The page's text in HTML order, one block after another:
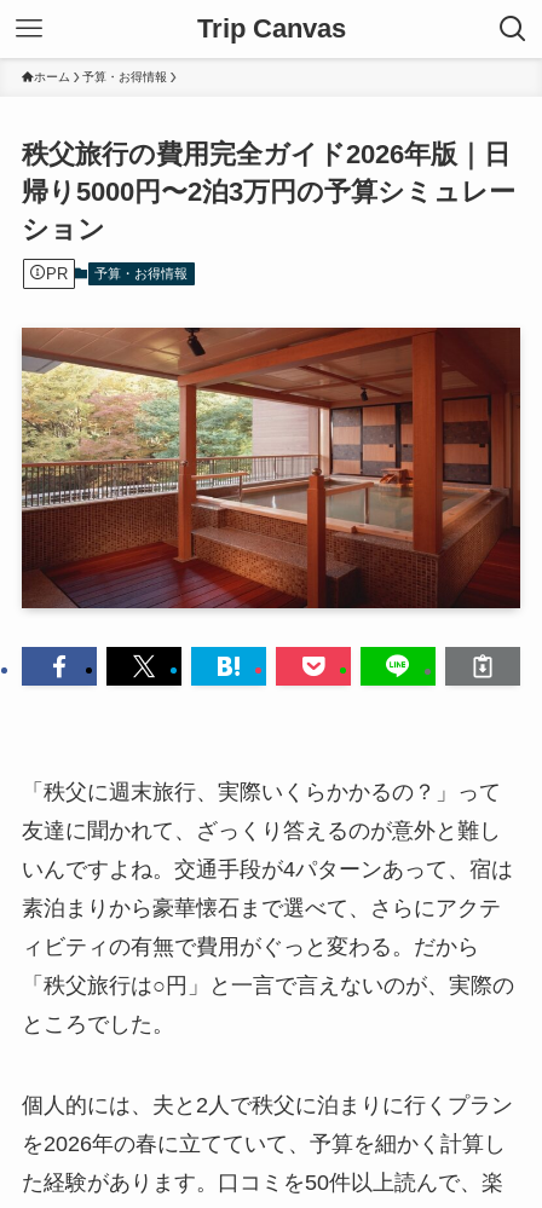
Trip Canvas
ホーム 予算・お得情報
秩父旅行の費用完全ガイド2026年版｜日
帰り5000円〜2泊3万円の予算シミュレー
ション
PR 予算・お得情報
「秩父に週末旅行、実際いくらかかるの？」って
友達に聞かれて、ざっくり答えるのが意外と難し
いんですよね。交通手段が4パターンあって、宿は
素泊まりから豪華懐石まで選べて、さらにアクテ
ィビティの有無で費用がぐっと変わる。だから
「秩父旅行は○円」と一言で言えないのが、実際の
ところでした。
個人的には、夫と2人で秩父に泊まりに行くプラン
を2026年の春に立てていて、予算を細かく計算し
た経験があります。口コミを50件以上読んで、楽